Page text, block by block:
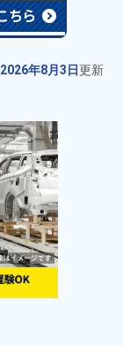
2026年8月3日更新